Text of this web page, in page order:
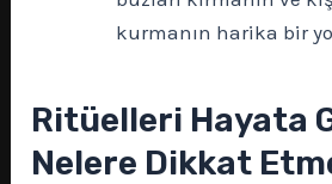
kurmanın harika bir
Ritüelleri Hayata
Nelere Dikkat